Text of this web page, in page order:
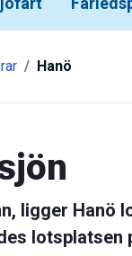
Hanö
ligger Hanö
lotsplatsen